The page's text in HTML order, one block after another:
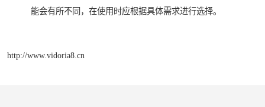
能会有所不同，在使用时应根据具体需求进行选择。
http://www.vidoria8.cn